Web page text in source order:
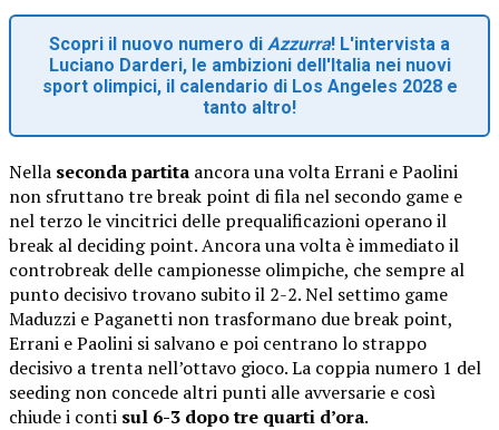
Scopri il nuovo numero di Azzurra! L'intervista a
Luciano Darderi, le ambizioni dell'Italia nei nuovi
sport olimpici, il calendario di Los Angeles 2028 e
tanto altro!
Nella seconda partita ancora una volta Errani e Paolini
non sfruttano tre break point di fila nel secondo game e
nel terzo le vincitrici delle prequalificazioni operano il
break al deciding point. Ancora una volta è immediato il
controbreak delle campionesse olimpiche, che sempre al
punto decisivo trovano subito il 2-2. Nel settimo game
Maduzzi e Paganetti non trasformano due break point,
Errani e Paolini si salvano e poi centrano lo strappo
decisivo a trenta nell’ottavo gioco. La coppia numero 1 del
seeding non concede altri punti alle avversarie e così
chiude i conti sul 6-3 dopo tre quarti d’ora.